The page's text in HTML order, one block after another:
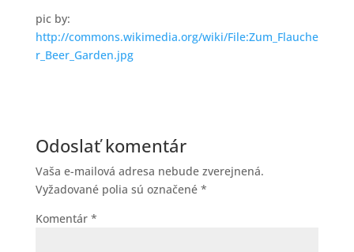
pic by:
http://commons.wikimedia.org/wiki/File:Zum_Flauche
r_Beer_Garden.jpg
Odoslať komentár
Vaša e-mailová adresa nebude zverejnená.
Vyžadované polia sú označené *
Komentár *